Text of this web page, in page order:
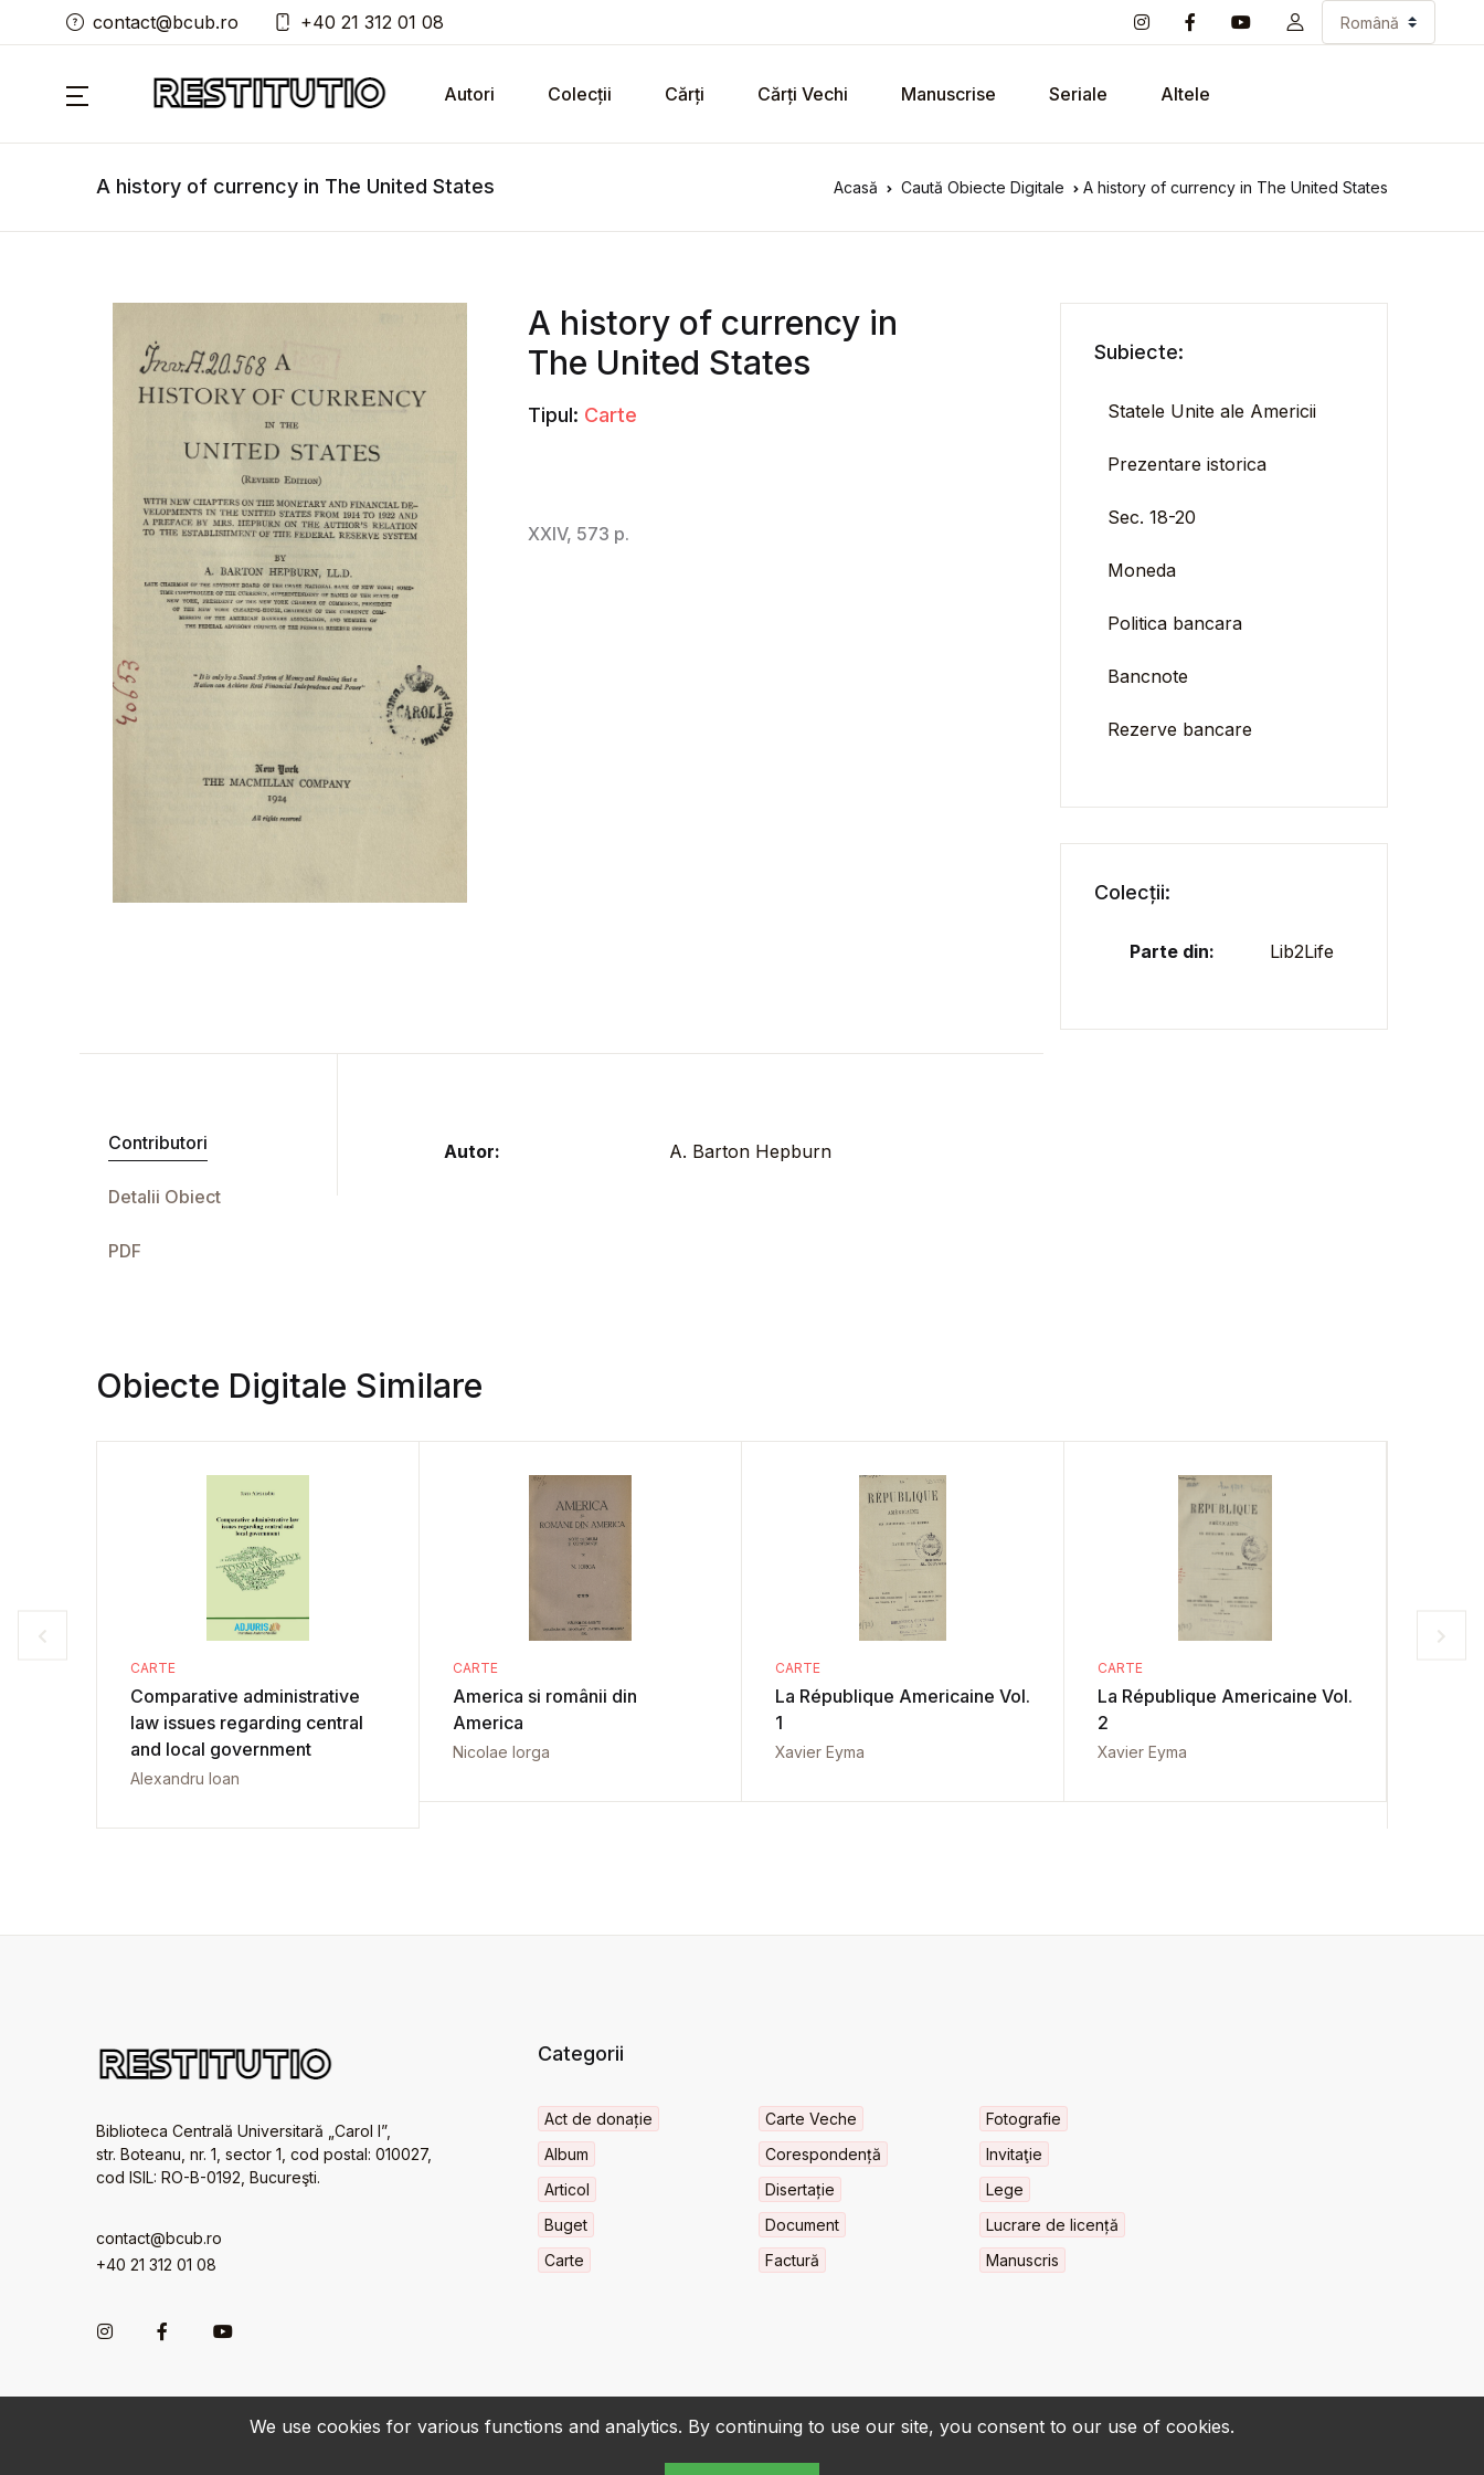
We use cookies for various functions and analytics. By continuing to use our site, you consent to our use of cookies.
contact@bcub.ro +40 21 312 01 08
Autori Colecții Cărți Cărți Vechi Manuscrise Seriale Altele
A history of currency in The United States Acasă Caută Obiecte Digitale A history of currency in The United States
A history of currency in
The United States
Tipul: Carte
Contributori
Detalii Obiect
PDF
Autor: A. Barton Hepburn
Subiecte:
Statele Unite ale Americii
Prezentare istorica
Sec. 18-20
Moneda
Politica bancara
Bancnote
Rezerve bancare
Colecții:
Parte din: Lib2Life
Obiecte Digitale Similare
CARTE
Comparative administrative
law issues regarding central
and local government
Alexandru Ioan
CARTE
America si românii din
America
Nicolae Iorga
CARTE
La République Americaine Vol.
1
Xavier Eyma
CARTE
La République Americaine Vol.
2
Xavier Eyma
Biblioteca Centrală Universitară „Carol I”,
str. Boteanu, nr. 1, sector 1, cod postal: 010027,
cod ISIL: RO-B-0192, Bucureşti.
contact@bcub.ro
+40 21 312 01 08
Categorii
Act de donație
Album
Articol
Buget
Carte
Carte Veche
Corespondență
Disertație
Document
Factură
Fotografie
Invitaţie
Lege
Lucrare de licență
Manuscris